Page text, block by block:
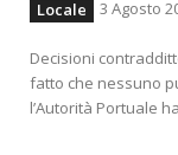
Locale 3 Agosto
Decisioni
fatto che nessuno
l’Autorità Portuale